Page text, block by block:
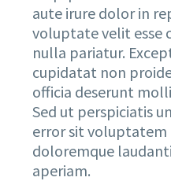
aute irure dolor in
voluptate velit esse
nulla pariatur.
cupidatat non
officia deserunt
Sed ut perspiciatis
error sit voluptatem
doloremque
aperiam.